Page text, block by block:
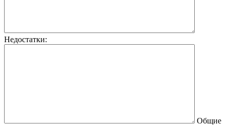
Недостатки:
Общие